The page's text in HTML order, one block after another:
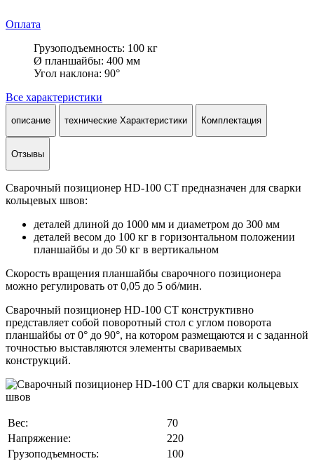
Оплата
Грузоподъемность: 100 кг
Ø планшайбы: 400 мм
Угол наклона: 90°
Все характеристики
описание технические Характеристики Комплектация
Отзывы
Сварочный позиционер HD-100 CT предназначен для сварки
кольцевых швов:
деталей длиной до 1000 мм и диаметром до 300 мм
деталей весом до 100 кг в горизонтальном положении
планшайбы и до 50 кг в вертикальном
Скорость вращения планшайбы сварочного позиционера
можно регулировать от 0,05 до 5 об/мин.
Сварочный позиционер HD-100 CT конструктивно
представляет собой поворотный стол с углом поворота
планшайбы от 0° до 90°, на котором размещаются и с заданной
точностью выставляются элементы свариваемых
конструкций.
Вес:
70
Напряжение:
220
Грузоподъемность:
100